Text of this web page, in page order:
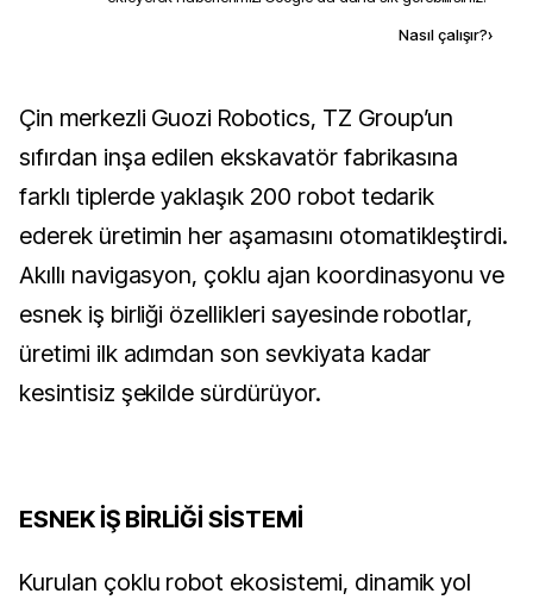
Nasıl çalışır?›
Çin merkezli Guozi Robotics, TZ Group’un
sıfırdan inşa edilen ekskavatör fabrikasına
farklı tiplerde yaklaşık 200 robot tedarik
ederek üretimin her aşamasını otomatikleştirdi.
Akıllı navigasyon, çoklu ajan koordinasyonu ve
esnek iş birliği özellikleri sayesinde robotlar,
üretimi ilk adımdan son sevkiyata kadar
kesintisiz şekilde sürdürüyor.
ESNEK İŞ BİRLİĞİ SİSTEMİ
Kurulan çoklu robot ekosistemi, dinamik yol